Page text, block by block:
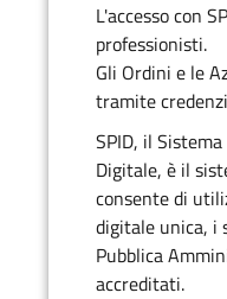
L'accesso con
professionisti.
Gli Ordini e le
tramite
SPID, il
Digitale, è il
consente di
digitale unica, i
Pubblica
accreditati.